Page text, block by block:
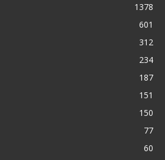
1378
601
312
234
187
151
150
77
60